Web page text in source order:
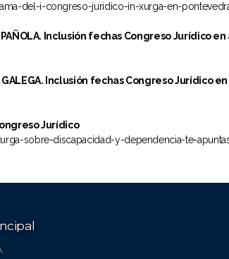
del-i-congreso-juridico-in-xurga-en-
Inclusión fechas Congreso Jurídico
GALEGA. Inclusión fechas Congreso Jurídico
Jurídico
sobre-discapacidad-y-dependencia-te-apuntas-